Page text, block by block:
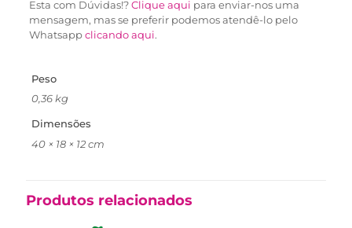
Esta com Dúvidas!?Clique aqui para enviar-nos uma
mensagem, mas se preferir podemos atendê-lo pelo
Whatsappclicando aqui.
Peso
0,36 kg
Dimensões
40 × 18 × 12 cm
Produtos relacionados